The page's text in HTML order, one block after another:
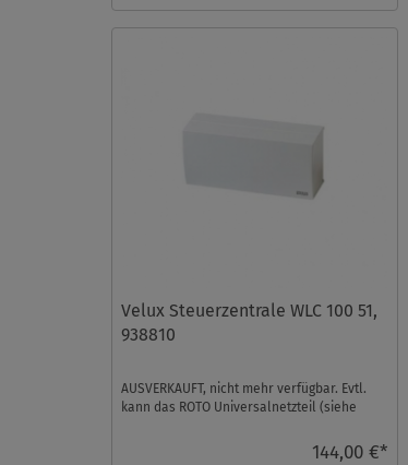
Velux Steuerzentrale WLC 100 51,
938810
AUSVERKAUFT, nicht mehr verfügbar. Evtl.
kann das ROTO Universalnetzteil (siehe
144,00 €*